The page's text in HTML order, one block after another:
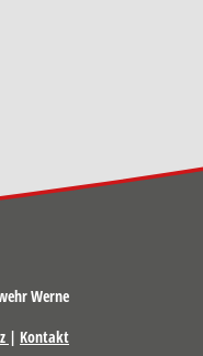
Werne
| Kontakt